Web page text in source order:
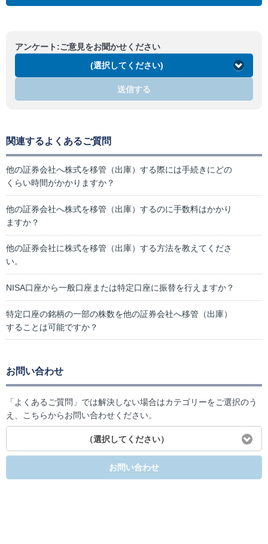
アンケート:ご意見をお聞かせください
(選択してください)
送信する
関連するよくあるご質問
他の証券会社へ株式を移管（出庫）する際には手続きにどの
くらい時間がかかりますか？
他の証券会社へ株式を移管（出庫）するのに手数料はかかり
ますか？
他の証券会社に株式を移管（出庫）する方法を教えてくださ
い。
NISA口座から一般口座または特定口座に振替を行えますか？
特定口座の銘柄の一部の株数を他の証券会社へ移管（出庫）
することは可能ですか？
お問い合わせ
「よくあるご質問」では解決しない場合はカテゴリーをご選択のう
え、こちらからお問い合わせください。
（選択してください）
お問い合わせ